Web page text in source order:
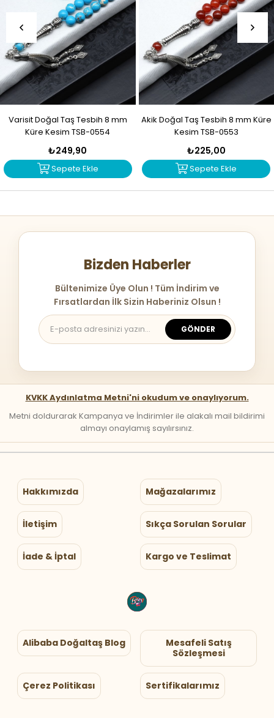
Varisit Doğal Taş Tesbih 8 mm
Küre Kesim TSB-0554
₺249,90
Sepete Ekle
Akik Doğal Taş Tesbih 8 mm Küre
Kesim TSB-0553
₺225,00
Sepete Ekle
Bizden Haberler
Bültenimize Üye Olun ! Tüm İndirim ve
Fırsatlardan İlk Sizin Haberiniz Olsun !
GÖNDER
KVKK Aydınlatma Metni'ni okudum ve onaylıyorum.
Metni doldurarak Kampanya ve İndirimler ile alakalı mail bildirimi
almayı onaylamış sayılırsınız.
Hakkımızda Mağazalarımız
İletişim Sıkça Sorulan Sorular
İade & İptal Kargo ve Teslimat
Alibaba Doğaltaş Blog
Mesafeli Satış
Sözleşmesi
Çerez Politikası Sertifikalarımız